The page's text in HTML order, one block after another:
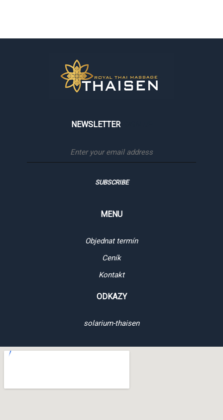
NEWSLETTER
MENU
Objednat termín
Ceník
Kontakt
ODKAZY
solarium-thaisen